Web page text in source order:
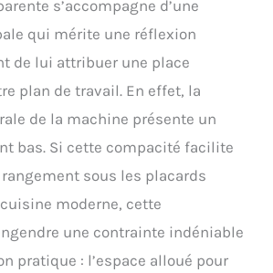
mécanique facile à
nettoyer vous facilite la
d'économiser de
l'énergie et du temps
Alimentation électrique
et design facile à utiliser
pour travailler quand
vous êtes prêt ; nos deux
lames tranchantes vous
offrent une glace plus
douce, plus fine et plus
puissant moteur
s’accompagne d’une
qui mérite une réflexion
de lui attribuer une place
plan de travail. En effet, la
de la machine présente un
bas. Si cette compacité facilite
sous les placards
moderne, cette
une contrainte indéniable
pratique : l’espace alloué pour